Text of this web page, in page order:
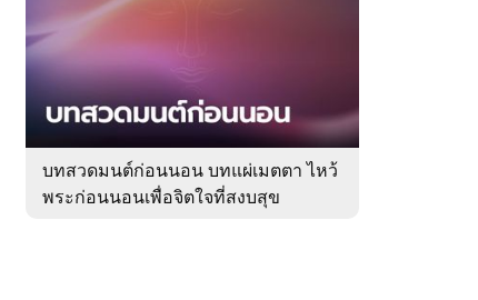
ของ
Sanook
ดูด
บทสวดมนต์ก่อนนอน บทแผ่เมตตา ไหว้
พระก่อนนอนเพื่อจิตใจที่สงบสุข